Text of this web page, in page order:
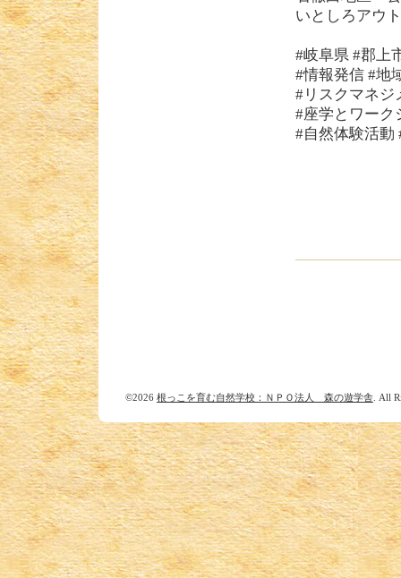
いとしろアウ
#岐阜県 #郡
#情報発信 #地
#リスクマネジ
#座学とワー
#自然体験活
©2026 根っこを育む自然学校：ＮＰＯ法人 森の遊学舎 . All